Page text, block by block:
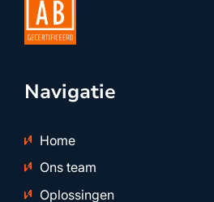
Navigatie
Home
Ons team
Oplossingen